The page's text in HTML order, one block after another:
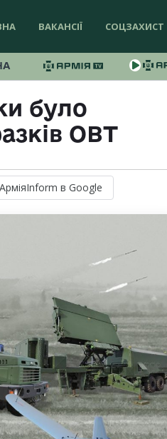
ВАКАНСІЇ СОЦЗАХИСТ
було
ОВТ
в Google